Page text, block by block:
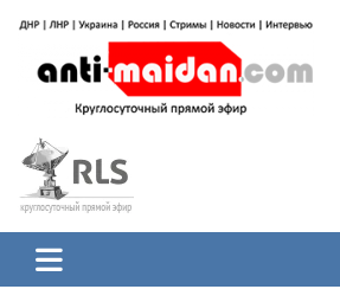
содержимому
Антимайдан:
на Украине
гражданской войне на Украине, включая
ЛНР и других регионах.